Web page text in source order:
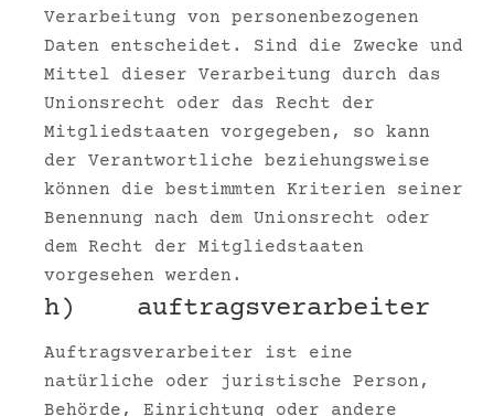
Verarbeitung von personenbezogenen
Daten entscheidet. Sind die Zwecke und
Mittel dieser Verarbeitung durch das
Unionsrecht oder das Recht der
Mitgliedstaaten vorgegeben, so kann
der Verantwortliche beziehungsweise
können die bestimmten Kriterien seiner
Benennung nach dem Unionsrecht oder
dem Recht der Mitgliedstaaten
vorgesehen werden.
h) auftragsverarbeiter
Auftragsverarbeiter ist eine
natürliche oder juristische Person,
Behörde, Einrichtung oder andere